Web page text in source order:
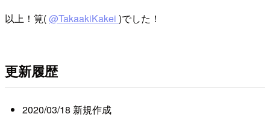
以上！筧(@TakaakiKakei )でした！
更新履歴
2020/03/18 新規作成